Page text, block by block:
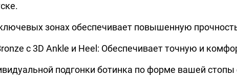
зонах обеспечивает повышенную
с 3D Ankle и Heel: Обеспечивает точную и
подгонки ботинка по форме вашей